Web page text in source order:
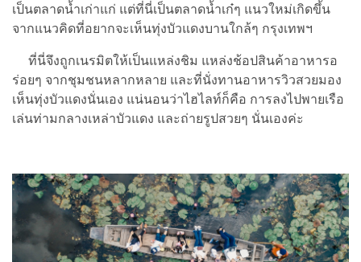
เป็นตลาดน้ำเก่าแก่ แต่ที่นี่เป็นตลาดน้ำเก๋ๆ แนวใหม่เกิดขึ้น
จากแนวคิดที่อยากจะเห็นทุ่งบัวแดงบานใกล้ๆ กรุงเทพฯ
ที่นี่จึงถูกเนรมิตให้เป็นแหล่งชิม แหล่งช้อปสินค้าอาหารอ
ร่อยๆ จากชุมชนหลากหลาย และที่นั่งทานอาหารวิวสวยมอง
เห็นทุ่งบัวแดงนั่นเอง แน่นอนว่าไฮไลท์ก็คือ การลงไปพายเรือ
เล่นท่ามกลางเหล่าบัวแดง และถ่ายรูปสวยๆ นั่นเองค่ะ